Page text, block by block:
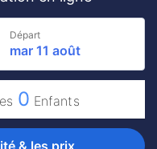
Départ
mar 11 août
0 Enfants
& les prix